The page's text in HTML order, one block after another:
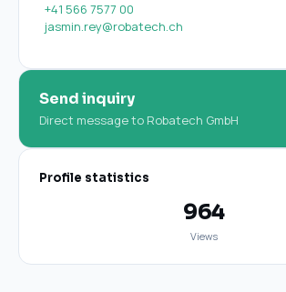
+41 566 7577 00
jasmin.rey@robatech.ch
Send inquiry
Direct message to Robatech GmbH
Profile statistics
964
Views